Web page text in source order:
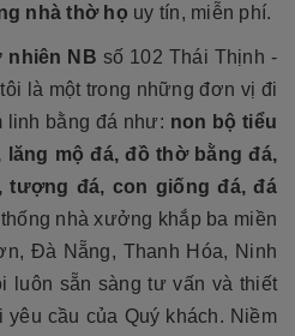
nhà thờ họ uy tín, miễn phí.
nhiên NB số 102 Thái Thịnh -
là một trong những đơn vị đi
linh bằng đá như: non bộ tiểu
mộ đá, đồ thờ bằng đá,
tượng đá, con giống đá, đá
nhà xưởng khắp ba miền
Đà Nẵng, Thanh Hóa, Ninh
luôn sẵn sàng tư vấn và thiết
cầu của Quý khách. Niềm